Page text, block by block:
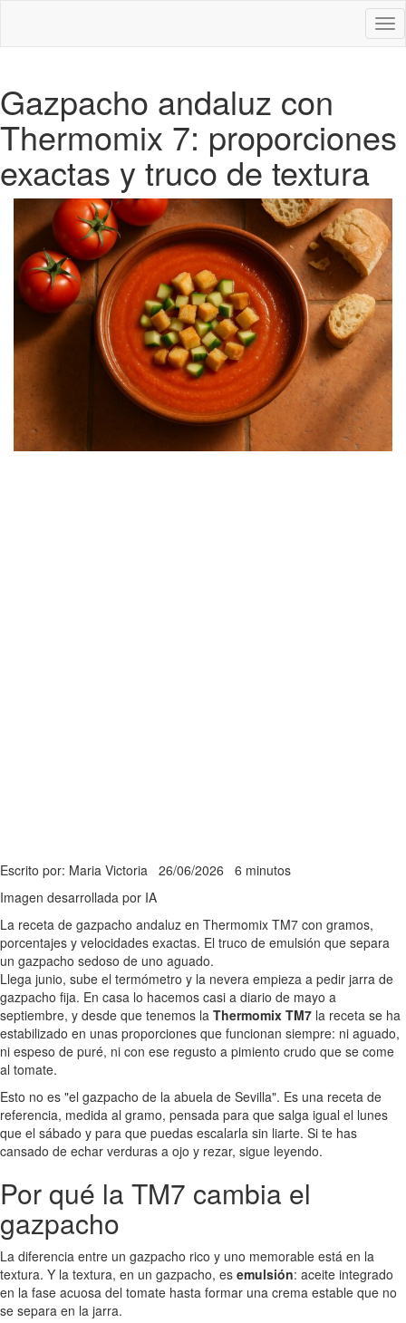
Gazpacho andaluz con
Thermomix 7: proporciones
exactas y truco de textura
Escrito por: Maria Victoria 26/06/2026 6 minutos
Imagen desarrollada por IA
La receta de gazpacho andaluz en Thermomix TM7 con gramos,
porcentajes y velocidades exactas. El truco de emulsión que separa
un gazpacho sedoso de uno aguado.
Llega junio, sube el termómetro y la nevera empieza a pedir jarra de
gazpacho fija. En casa lo hacemos casi a diario de mayo a
septiembre, y desde que tenemos la Thermomix TM7 la receta se ha
estabilizado en unas proporciones que funcionan siempre: ni aguado,
ni espeso de puré, ni con ese regusto a pimiento crudo que se come
al tomate.
Esto no es "el gazpacho de la abuela de Sevilla". Es una receta de
referencia, medida al gramo, pensada para que salga igual el lunes
que el sábado y para que puedas escalarla sin liarte. Si te has
cansado de echar verduras a ojo y rezar, sigue leyendo.
Por qué la TM7 cambia el
gazpacho
La diferencia entre un gazpacho rico y uno memorable está en la
textura. Y la textura, en un gazpacho, es emulsión: aceite integrado
en la fase acuosa del tomate hasta formar una crema estable que no
se separa en la jarra.